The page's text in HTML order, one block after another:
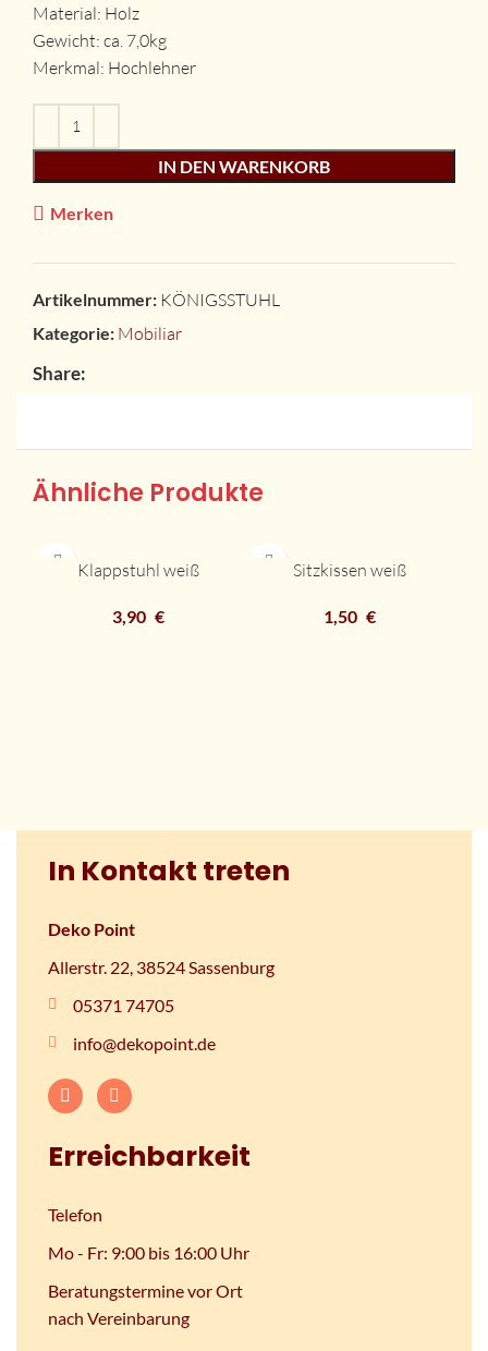
Material: Holz
Gewicht: ca. 7,0kg
Merkmal: Hochlehner
IN DEN WARENKORB
Merken
Artikelnummer: KÖNIGSSTUHL
Kategorie: Mobiliar
Share:
Ähnliche Produkte
Klappstuhl weiß
3,90 €
Sitzkissen weiß
1,50 €
In Kontakt treten
Deko Point
Allerstr. 22, 38524 Sassenburg
05371 74705
info@dekopoint.de
Erreichbarkeit
Telefon
Mo - Fr: 9:00 bis 16:00 Uhr
Beratungstermine vor Ort
nach Vereinbarung